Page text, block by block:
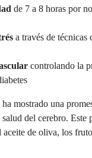
de 7 a 8 horas por
a través de
controlando la
mostrado una
del cerebro. Este
aceite de oliva, los